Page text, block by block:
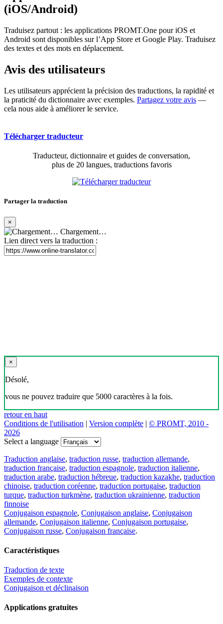
(iOS/Android)
Traduisez partout : les applications PROMT.One pour iOS et
Android sont disponibles sur l’App Store et Google Play. Traduisez
des textes et des mots en déplacement.
Avis des utilisateurs
Les utilisateurs apprécient la précision des traductions, la rapidité et
la praticité du dictionnaire avec exemples. Partagez votre avis —
cela nous aide à améliorer le service.
Télécharger traducteur
Traducteur, dictionnaire et guides de conversation,
plus de 20 langues, traductions favoris
Partager la traduction
×
Chargement…
Lien direct vers la traduction :
×
Désolé,
vous ne pouvez traduire que 5000 caractères à la fois.
retour en haut
Conditions de l'utilisation | Version complète | © PROMT, 2010 -
2026
Select a language
Traduction anglaise, traduction russe, traduction allemande,
traduction française, traduction espagnole, traduction italienne,
traduction arabe, traduction hébreue, traduction kazakhe, traduction
chinoise, traduction coréenne, traduction portugaise, traduction
turque, traduction turkmène, traduction ukrainienne, traduction
finnoise
Conjugaison espagnole, Conjugaison anglaise, Conjugaison
allemande, Conjugaison italienne, Conjugaison portugaise,
Conjugaison russe, Conjugaison française.
Caractéristiques
Traduction de texte
Exemples de contexte
Conjugaison et déclinaison
Applications gratuites